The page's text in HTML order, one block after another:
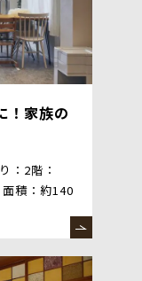
！家族の
：2階：
面積：約140